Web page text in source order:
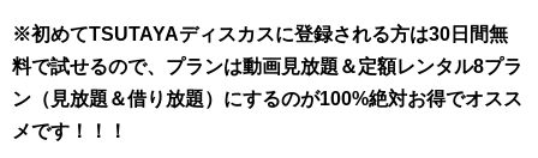
※初めてTSUTAYAディスカスに登録される方は30日間無
料で試せるので、プランは動画見放題＆定額レンタル8プラ
ン（見放題＆借り放題）にするのが100%絶対お得でオスス
メです！！！